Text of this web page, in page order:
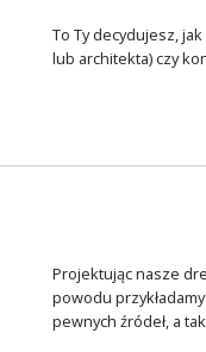
To Ty decydujesz,
lub architekta) czy
Projektując nasze
powodu
pewnych źródeł, a